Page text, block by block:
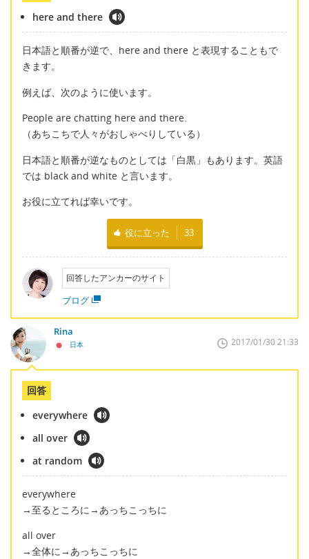
here and there
日本語と順番が逆で、here and there と表現することもで
きます。
例えば、次のように使います。
People are chatting here and there.
（あちこちで人々がおしゃべりしている）
日本語と順番が逆なものとしては「白黒」もあります。英語
では black and white と言います。
お役に立てれば幸いです。
役に立った 33
回答したアンカーのサイト
ブログ
Rina
日本 2017/01/30 21:33
回答
everywhere
all over
at random
everywhere
→至るところに→あっちこっちに
all over
→全体に→あっちこっちに